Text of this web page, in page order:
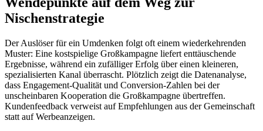
Nischenstrategie
Der Auslöser für ein Umdenken folgt oft einem wiederkehrenden
Muster: Eine kostspielige Großkampagne liefert enttäuschende
Ergebnisse, während ein zufälliger Erfolg über einen kleineren,
spezialisierten Kanal überrascht. Plötzlich zeigt die Datenanalyse,
dass Engagement-Qualität und Conversion-Zahlen bei der
unscheinbaren Kooperation die Großkampagne übertreffen.
Kundenfeedback verweist auf Empfehlungen aus der Gemeinschaft
statt auf Werbeanzeigen.